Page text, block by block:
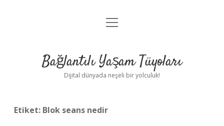
Anasayfa
Yasal Uyarı
menüyü
Bağlantılı Yaşam Tüyoları
Dijital dünyada neşeli bir yolculuk!
Etiket: Blok seans nedir